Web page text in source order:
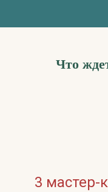
Что
3 мастер-